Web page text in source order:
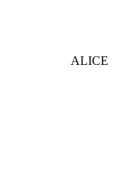
ALICE